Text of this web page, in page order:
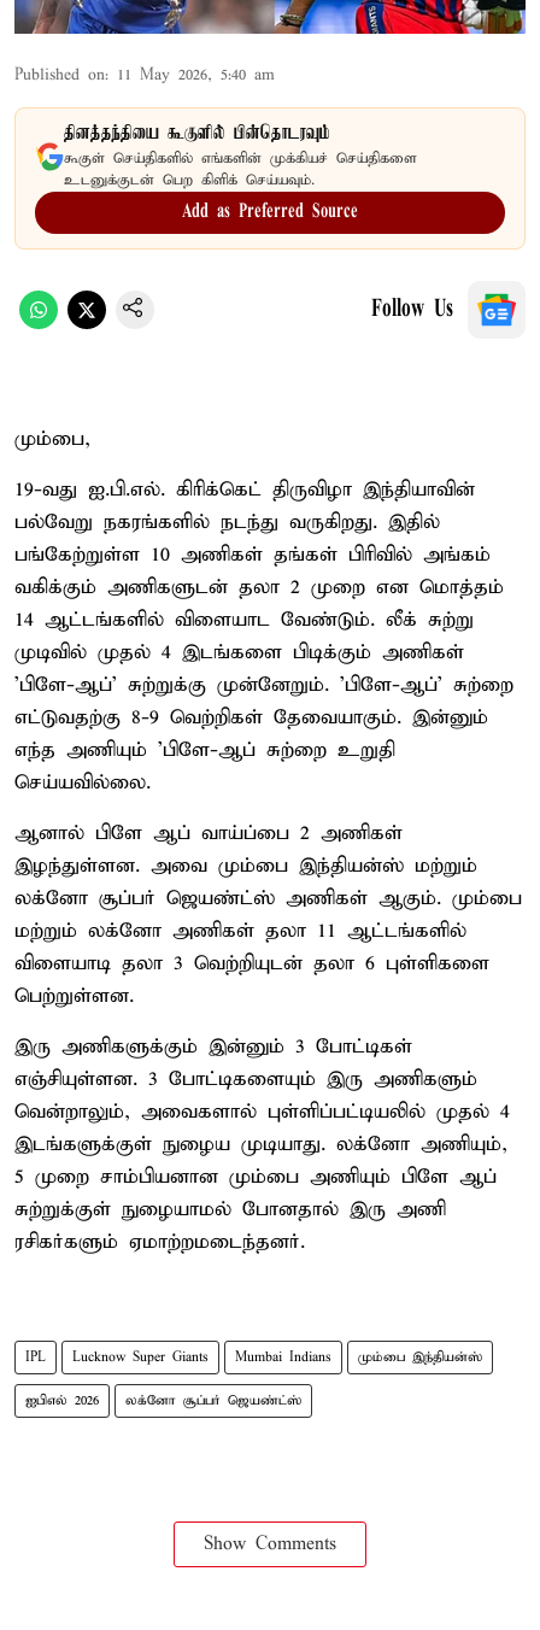
Published on: 11 May 2026, 5:40 am
தினத்தந்தியை கூகுளில் பின்தொடரவும்
கூகுள் செய்திகளில் எங்களின் முக்கியச் செய்திகளை
உடனுக்குடன் பெற கிளிக் செய்யவும்.
Add as Preferred Source
Follow Us
மும்பை,
19-வது ஐ.பி.எல். கிரிக்கெட் திருவிழா இந்தியாவின்
பல்வேறு நகரங்களில் நடந்து வருகிறது. இதில்
பங்கேற்றுள்ள 10 அணிகள் தங்கள் பிரிவில் அங்கம்
வகிக்கும் அணிகளுடன் தலா 2 முறை என மொத்தம்
14 ஆட்டங்களில் விளையாட வேண்டும். லீக் சுற்று
முடிவில் முதல் 4 இடங்களை பிடிக்கும் அணிகள்
'பிளே-ஆப்' சுற்றுக்கு முன்னேறும். 'பிளே-ஆப்' சுற்றை
எட்டுவதற்கு 8-9 வெற்றிகள் தேவையாகும். இன்னும்
எந்த அணியும் 'பிளே-ஆப் சுற்றை உறுதி
செய்யவில்லை.
ஆனால் பிளே ஆப் வாய்ப்பை 2 அணிகள்
இழந்துள்ளன. அவை மும்பை இந்தியன்ஸ் மற்றும்
லக்னோ சூப்பர் ஜெயண்ட்ஸ் அணிகள் ஆகும். மும்பை
மற்றும் லக்னோ அணிகள் தலா 11 ஆட்டங்களில்
விளையாடி தலா 3 வெற்றியுடன் தலா 6 புள்ளிகளை
பெற்றுள்ளன.
இரு அணிகளுக்கும் இன்னும் 3 போட்டிகள்
எஞ்சியுள்ளன. 3 போட்டிகளையும் இரு அணிகளும்
வென்றாலும், அவைகளால் புள்ளிப்பட்டியலில் முதல் 4
இடங்களுக்குள் நுழைய முடியாது. லக்னோ அணியும்,
5 முறை சாம்பியனான மும்பை அணியும் பிளே ஆப்
சுற்றுக்குள் நுழையாமல் போனதால் இரு அணி
ரசிகர்களும் ஏமாற்றமடைந்தனர்.
IPL Lucknow Super Giants Mumbai Indians மும்பை இந்தியன்ஸ்
ஐபிஎல் 2026 லக்னோ சூப்பர் ஜெயண்ட்ஸ்
Show Comments